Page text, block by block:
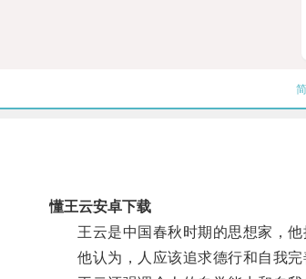
懂王云安卓下载
王云是中国春秋时期的思想家，他
他认为，人应该追求德行和自我完